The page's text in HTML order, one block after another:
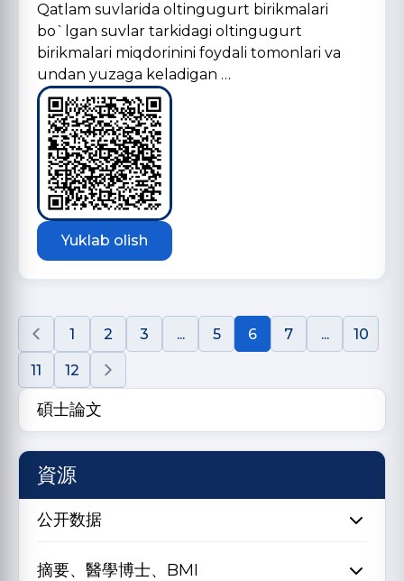
Qatlam suvlarida oltingugurt birikmalari
bo`lgan suvlar tarkidagi oltingugurt
birikmalari miqdorinini foydali tomonlari va
undan yuzaga keladigan …
Yuklab olish
1 2 3 ... 5 6 7 ... 10
11 12
碩士論文
資源
公开数据
摘要、醫學博士、BMI